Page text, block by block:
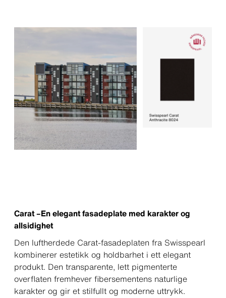
Carat –En elegant fasadeplate med karakter og
allsidighet
Den luftherdede Carat-fasadeplaten fra Swisspearl
kombinerer estetikk og holdbarhet i ett elegant
produkt. Den transparente, lett pigmenterte
overflaten fremhever fibersementens naturlige
karakter og gir et stilfullt og moderne uttrykk.